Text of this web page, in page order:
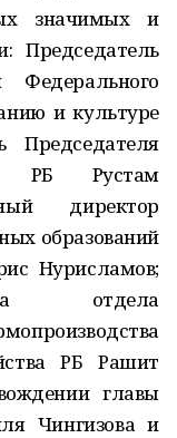
значимых и
Председатель
и культуре
Председателя
РБ Рустам
директор
образований
Нурисламов;
отдела
РБ Рашит
главы
Чингизова и